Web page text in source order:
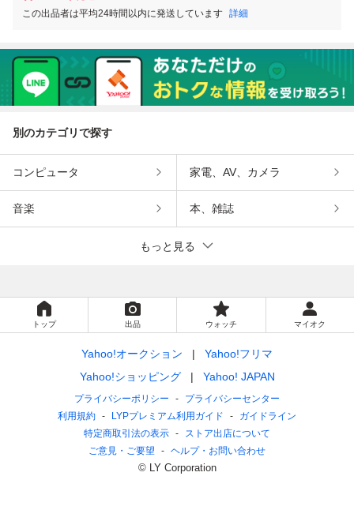
この出品者は平均24時間以内に発送しています 詳細
別のカテゴリで探す
コンピュータ 家電、AV、カメラ
音楽 本、雑誌
もっと見る
トップ 出品 ウォッチ マイオク
Yahoo!オークション
Yahoo!フリマ
Yahoo!ショッピング
Yahoo! JAPAN
プライバシーポリシー
プライバシーセンター
利用規約
LYPプレミアム利用ガイド
ガイドライン
特定商取引法の表示
ストア出店について
ご意見・ご要望
ヘルプ・お問い合わせ
© LY Corporation